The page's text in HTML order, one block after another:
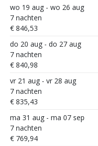
wo 19 aug - wo 26 aug
7 nachten
€ 846,53
do 20 aug - do 27 aug
7 nachten
€ 840,98
vr 21 aug - vr 28 aug
7 nachten
€ 835,43
ma 31 aug - ma 07 sep
7 nachten
€ 769,94